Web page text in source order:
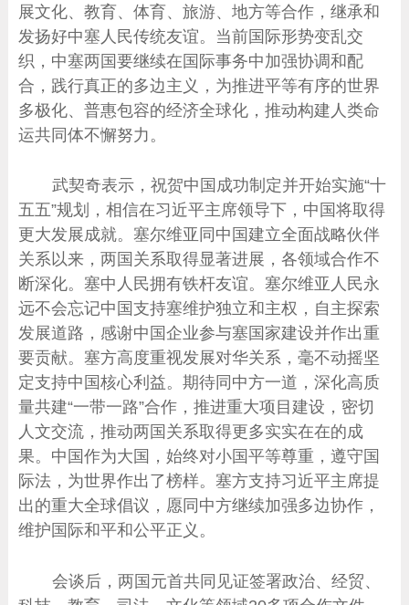
展文化、教育、体育、旅游、地方等合作，继承和
发扬好中塞人民传统友谊。当前国际形势变乱交
织，中塞两国要继续在国际事务中加强协调和配
合，践行真正的多边主义，为推进平等有序的世界
多极化、普惠包容的经济全球化，推动构建人类命
运共同体不懈努力。
武契奇表示，祝贺中国成功制定并开始实施“十
五五”规划，相信在习近平主席领导下，中国将取得
更大发展成就。塞尔维亚同中国建立全面战略伙伴
关系以来，两国关系取得显著进展，各领域合作不
断深化。塞中人民拥有铁杆友谊。塞尔维亚人民永
远不会忘记中国支持塞维护独立和主权，自主探索
发展道路，感谢中国企业参与塞国家建设并作出重
要贡献。塞方高度重视发展对华关系，毫不动摇坚
定支持中国核心利益。期待同中方一道，深化高质
量共建“一带一路”合作，推进重大项目建设，密切
人文交流，推动两国关系取得更多实实在在的成
果。中国作为大国，始终对小国平等尊重，遵守国
际法，为世界作出了榜样。塞方支持习近平主席提
出的重大全球倡议，愿同中方继续加强多边协作，
维护国际和平和公平正义。
会谈后，两国元首共同见证签署政治、经贸、